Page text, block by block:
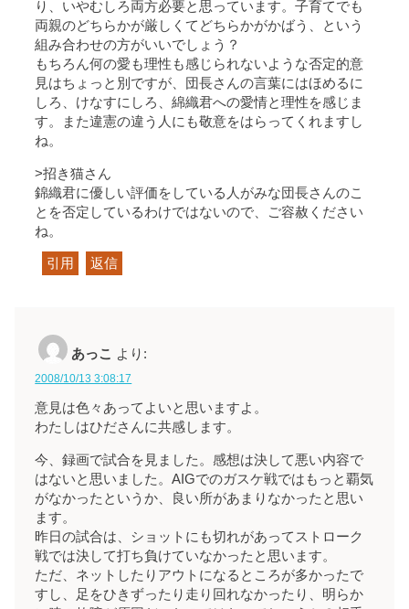
り、いやむしろ両方必要と思っています。子育てでも
両親のどちらかが厳しくてどちらかがかばう、という
組み合わせの方がいいでしょう？
もちろん何の愛も理性も感じられないような否定的意
見はちょっと別ですが、団長さんの言葉にはほめるに
しろ、けなすにしろ、綿織君への愛情と理性を感じま
す。また違憲の違う人にも敬意をはらってくれますし
ね。
>招き猫さん
錦織君に優しい評価をしている人がみな団長さんのこ
とを否定しているわけではないので、ご容赦ください
ね。
引用 返信
あっこ より:
2008/10/13 3:08:17
意見は色々あってよいと思いますよ。
わたしはひださんに共感します。
今、録画で試合を見ました。感想は決して悪い内容で
はないと思いました。AIGでのガスケ戦ではもっと覇気
がなかったというか、良い所があまりなかったと思い
ます。
昨日の試合は、ショットにも切れがあってストローク
戦では決して打ち負けていなかったと思います。
ただ、ネットしたりアウトになるところが多かったで
すし、足をひきずったり走り回れなかったり、明らか